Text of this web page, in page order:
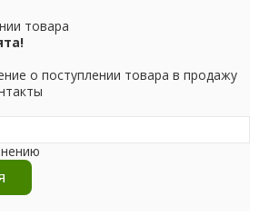
товара
о поступлении товара в продажу